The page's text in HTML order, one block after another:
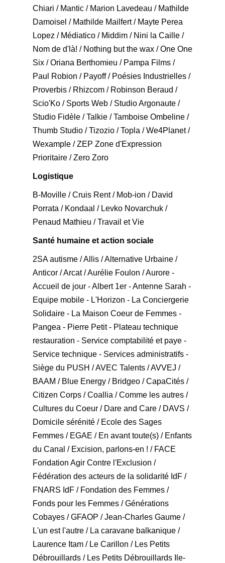
Chiari / Mantic / Marion Lavedeau / Mathilde
Damoisel / Mathilde Mailfert / Mayte Perea
Lopez / Médiatico / Middim / Nini la Caille /
Nom de d'là! / Nothing but the wax / One One
Six / Oriana Berthomieu / Pampa Films /
Paul Robion / Payoff / Poésies Industrielles /
Proverbis / Rhizcom / Robinson Beraud /
Scio'Ko / Sports Web / Studio Argonaute /
Studio Fidèle / Talkie / Tamboise Ombeline /
Thumb Studio / Tizozio / Topla / We4Planet /
Wexample / ZEP Zone d'Expression
Prioritaire / Zero Zoro
Logistique
B-Moville / Cruis Rent / Mob-ion / David
Porrata / Kondaal / Levko Novarchuk /
Penaud Mathieu / Travail et Vie
Santé humaine et action sociale
2SA autisme / Allis / Alternative Urbaine /
Anticor / Arcat / Aurélie Foulon / Aurore -
Accueil de jour - Albert 1er - Antenne Sarah -
Equipe mobile - L'Horizon - La Conciergerie
Solidaire - La Maison Coeur de Femmes -
Pangea - Pierre Petit - Plateau technique
restauration - Service comptabilité et paye -
Service technique - Services administratifs -
Siège du PUSH / AVEC Talents / AVVEJ /
BAAM / Blue Energy / Bridgeo / CapaCités /
Citizen Corps / Coallia / Comme les autres /
Cultures du Coeur / Dare and Care / DAVS /
Domicile sérénité / Ecole des Sages
Femmes / EGAE / En avant toute(s) / Enfants
du Canal / Excision, parlons-en ! / FACE
Fondation Agir Contre l'Exclusion /
Fédération des acteurs de la solidarité IdF /
FNARS IdF / Fondation des Femmes /
Fonds pour les Femmes / Générations
Cobayes / GFAOP / Jean-Charles Gaume /
L'un est l'autre / La caravane balkanique /
Laurence Itam / Le Carillon / Les Petits
Débrouillards / Les Petits Débrouillards Ile-